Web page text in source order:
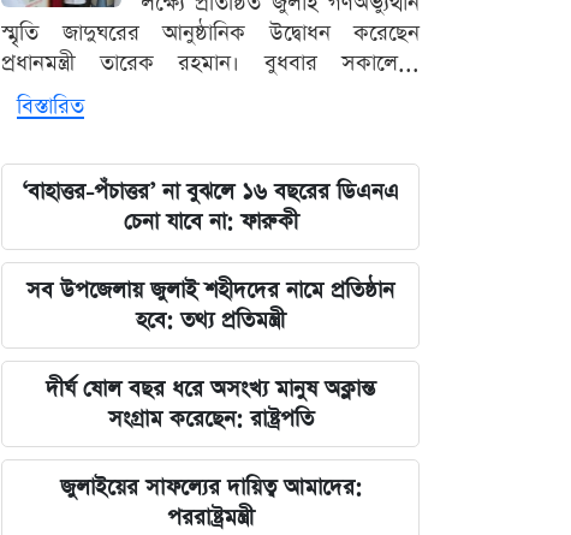
স্মৃতি জাদুঘরের আনুষ্ঠানিক উদ্বোধন করেছেন
প্রধানমন্ত্রী তারেক রহমান। বুধবার সকালে...
বিস্তারিত
‘বাহাত্তর-পঁচাত্তর’ না বুঝলে ১৬ বছরের ডিএনএ
চেনা যাবে না: ফারুকী
সব উপজেলায় জুলাই শহীদদের নামে প্রতিষ্ঠান
হবে: তথ্য প্রতিমন্ত্রী
দীর্ঘ ষোল বছর ধরে অসংখ্য মানুষ অক্লান্ত
সংগ্রাম করেছেন: রাষ্ট্রপতি
জুলাইয়ের সাফল্যের দায়িত্ব আমাদের:
পররাষ্ট্রমন্ত্রী